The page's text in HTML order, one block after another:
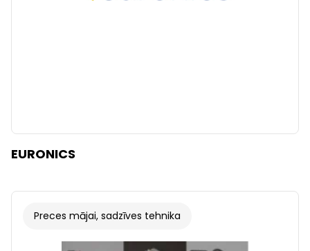
EURONICS
Preces mājai, sadzīves tehnika